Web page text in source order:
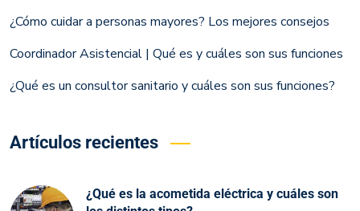
¿Cómo cuidar a personas mayores? Los mejores consejos
Coordinador Asistencial | Qué es y cuáles son sus funciones
¿Qué es un consultor sanitario y cuáles son sus funciones?
Artículos recientes
¿Qué es la acometida eléctrica y cuáles son